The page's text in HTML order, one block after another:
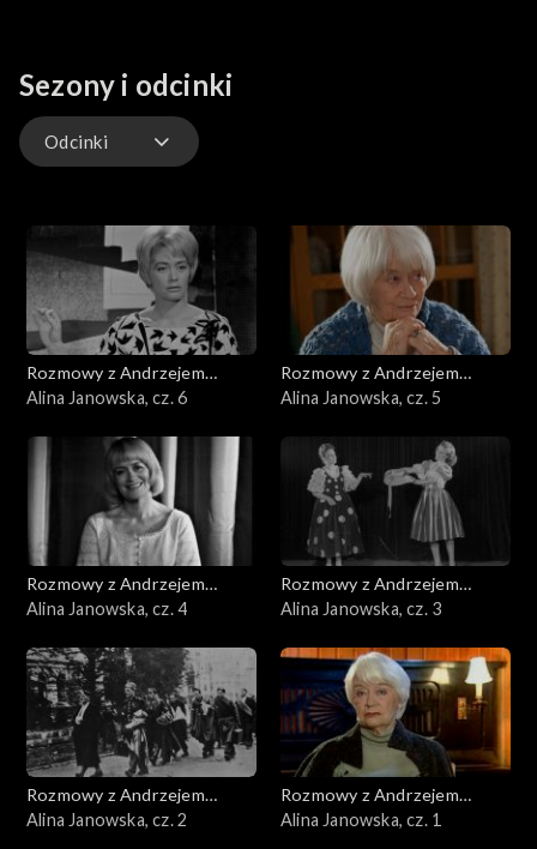
zabierał go w liczne zagraniczne podróże, podczas których
mógł zwiedzać muzea, a gdy był już dorosły, a jego ojciec
poważnie chorował i mieszkał za granicą, wymieniali wspólnie
bardzo obfitą korespondencję.
Sezony i odcinki
Odcinki
Rozmowy z Andrzejem
Doboszem
Alina Janowska, cz. 6
Rozmowy z Andrzejem
Doboszem
Alina Janowska, cz. 5
Rozmowy z Andrzejem
Doboszem
Alina Janowska, cz. 4
Rozmowy z Andrzejem
Doboszem
Alina Janowska, cz. 3
Rozmowy z Andrzejem
Doboszem
Alina Janowska, cz. 2
Rozmowy z Andrzejem
Doboszem
Alina Janowska, cz. 1